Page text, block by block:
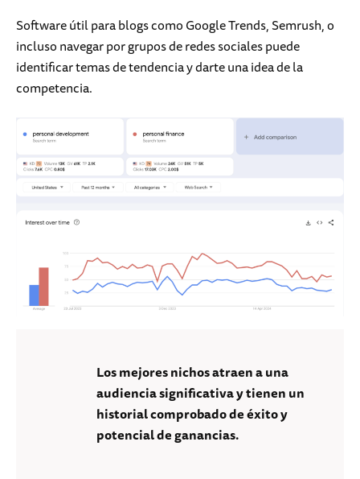
Software útil para blogs como Google Trends, Semrush, o
incluso navegar por grupos de redes sociales puede
identificar temas de tendencia y darte una idea de la
competencia.
Los mejores nichos atraen a una
audiencia significativa y tienen un
historial comprobado de éxito y
potencial de ganancias.